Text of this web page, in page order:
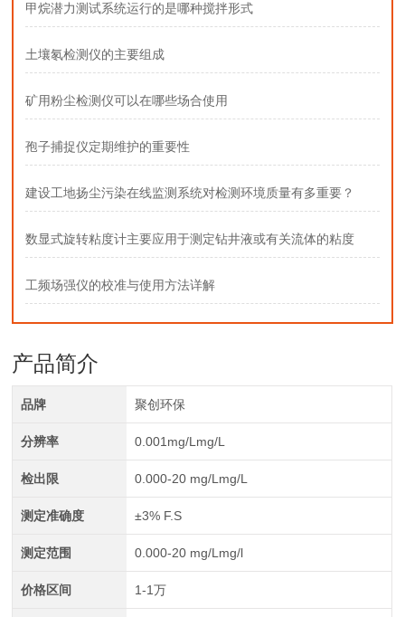
甲烷潜力测试系统运行的是哪种搅拌形式
土壤氡检测仪的主要组成
矿用粉尘检测仪可以在哪些场合使用
孢子捕捉仪定期维护的重要性
建设工地扬尘污染在线监测系统对检测环境质量有多重要？
数显式旋转粘度计主要应用于测定钻井液或有关流体的粘度
工频场强仪的校准与使用方法详解
产品简介
品牌 聚创环保
分辨率 0.001mg/Lmg/L
检出限 0.000-20 mg/Lmg/L
测定准确度 ±3% F.S
测定范围 0.000-20 mg/Lmg/l
价格区间 1-1万